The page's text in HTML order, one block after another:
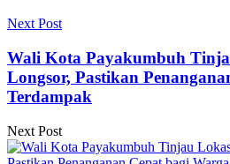
Next Post
Wali Kota Payakumbuh
Longsor, Pastikan
Terdampak
Next Post